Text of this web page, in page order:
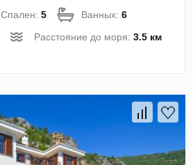
Спален:5 Ванных:6
Расстояние до моря:3.5 км